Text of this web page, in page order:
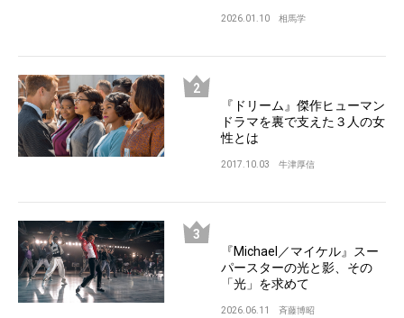
2026.01.10 相馬学
『ドリーム』傑作ヒューマン
ドラマを裏で支えた３人の女
性とは
2017.10.03 牛津厚信
『Michael／マイケル』スー
パースターの光と影、その
「光」を求めて
2026.06.11 斉藤博昭